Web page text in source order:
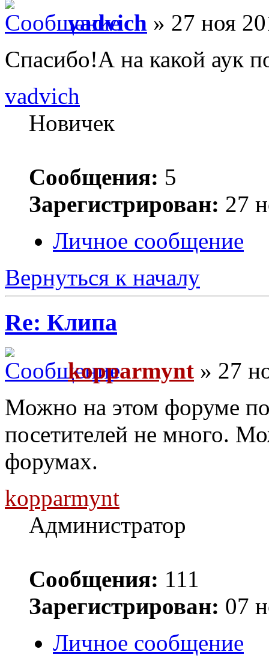
vadvich » 27 ноя
Спасибо!А на какой аук
vadvich
Новичек
Сообщения: 5
Зарегистрирован: 27
Личное сообщение
Вернуться к началу
Re: Клипа
kopparmynt » 27
Можно на этом форуме
посетителей не много.
форумах.
kopparmynt
Администратор
Сообщения: 111
Зарегистрирован: 07
Личное сообщение